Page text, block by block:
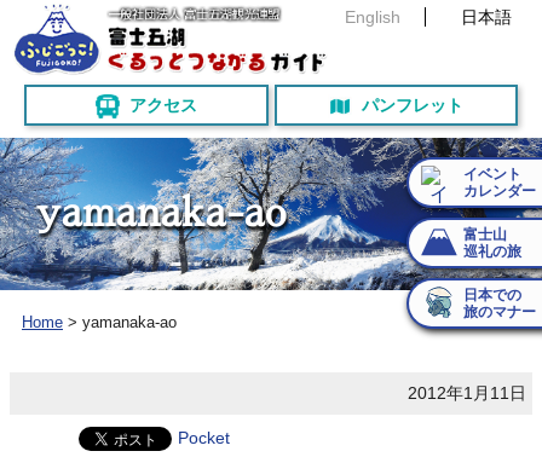
English 日本語
アクセス パンフレット
イベント
カレンダー
富士山
巡礼の旅
日本での
旅のマナー
yamanaka-ao
Home > yamanaka-ao
2012年1月11日
Pocket